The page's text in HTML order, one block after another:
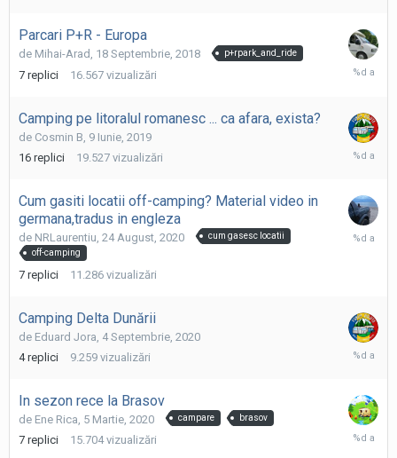
Parcari P+R - Europa
de Mihai-Arad , 18 Septembrie, 2018 p+rpark_and_ride
7 replici 16.567 vizualizări
4
Camping pe litoralul romanesc ... ca afara, exista?
de Cosmin B 9 Iunie, 2019
16 replici 19.527 vizualizări
19
Cum gasiti locatii off-camping? Material video in
germana,tradus in engleza
de NRLaurentiu 24 August, 2020
cum gasesc locatii
off-camping
7 replici 11.286 vizualizări
13
Camping Delta Dunării
de Eduard Jora 4 Septembrie, 2020
4 replici 9.259 vizualizări
5
In sezon rece la Brasov
de Ene Rica 5 Martie, 2020 campare brasov
7 replici 15.704 vizualizări
14